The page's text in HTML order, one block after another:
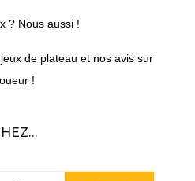
? Nous aussi !
de plateau et nos avis sur
!